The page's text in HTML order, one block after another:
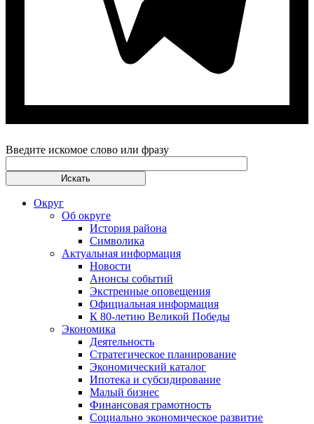
Введите искомое слово или фразу
Округ
Об округе
История района
Символика
Актуальная информация
Новости
Анонсы событий
Экстренные оповещения
Официальная информация
К 80-летию Великой Победы
Экономика
Деятельность
Стратегическое планирование
Экономический каталог
Ипотека и субсидирование
Малый бизнес
Финансовая грамотность
Социально экономическое развитие